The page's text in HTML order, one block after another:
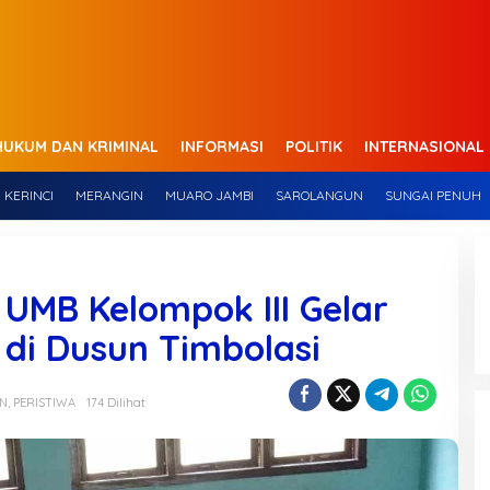
DAN KRIMINAL INFORMASI POLITIK INTERNASIONAL
KERINCI MERANGIN MUARO JAMBI SAROLANGUN SUNGAI PENUH
Kelompok III Gelar
Dusun Timbolasi
, PERISTIWA 174 Dilihat